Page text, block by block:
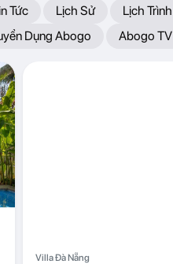
Tức Lịch Sử Lịch Trình
Dụng Abogo Abogo TV
Villa Đà Nẵng